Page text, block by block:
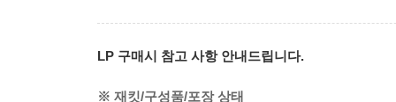
LP 구매시 참고 사항 안내드립니다.
※ 재킷/구성품/포장 상태